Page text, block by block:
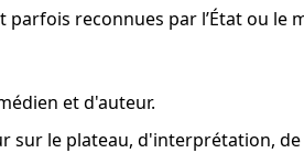
reconnues par l’État ou le
et d'auteur.
le plateau, d'interprétation,